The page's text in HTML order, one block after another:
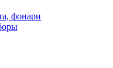
фонари